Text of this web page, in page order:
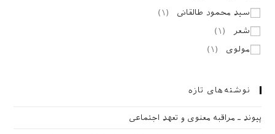
سید محمود طالقانی
( ۱ )
شعر
( ۱ )
مولوی
( ۱ )
نوشته‌های تازه
پیوند ـ مراقبه‌ معنوی و تعهد اجتماعی